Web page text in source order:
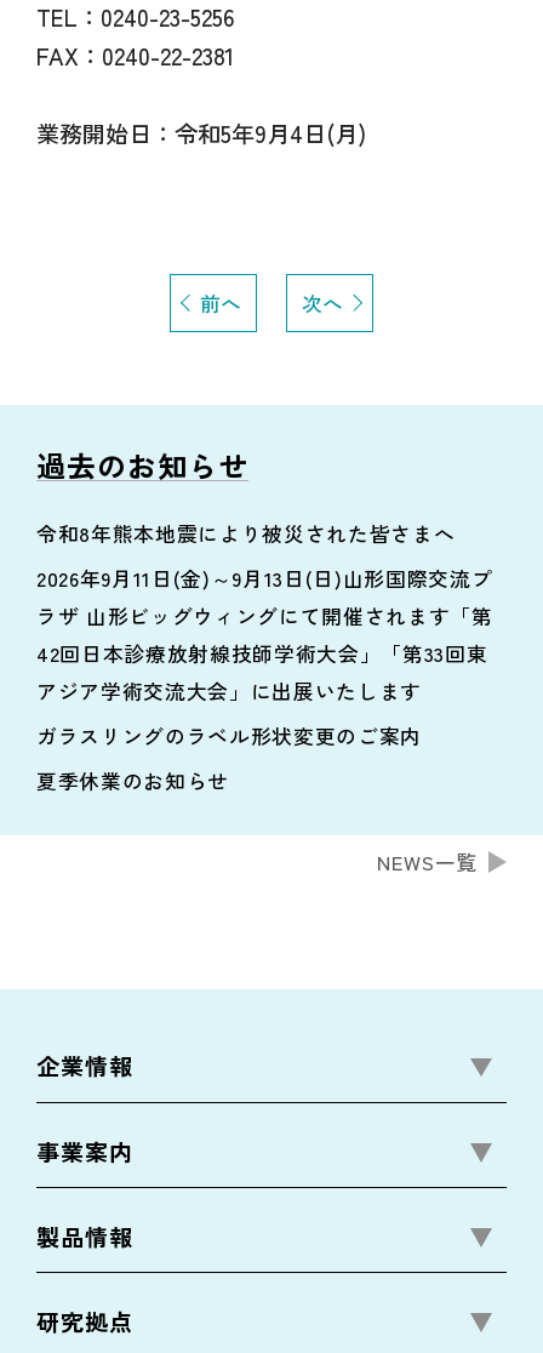
TEL：0240-23-5256
FAX：0240-22-2381
業務開始日：令和5年9月4日(月)
前へ 次へ
過去のお知らせ
令和8年熊本地震により被災された皆さまへ
2026年9月11日(金)～9月13日(日)山形国際交流プ
ラザ 山形ビッグウィングにて開催されます「第
42回日本診療放射線技師学術大会」「第33回東
アジア学術交流大会」に出展いたします
ガラスリングのラベル形状変更のご案内
夏季休業のお知らせ
NEWS一覧
企業情報
事業案内
製品情報
研究拠点